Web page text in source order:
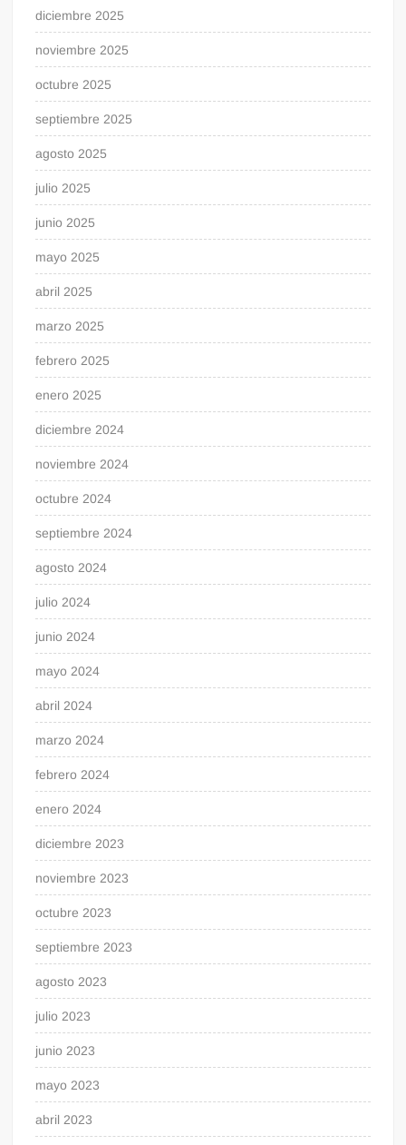
diciembre 2025
noviembre 2025
octubre 2025
septiembre 2025
agosto 2025
julio 2025
junio 2025
mayo 2025
abril 2025
marzo 2025
febrero 2025
enero 2025
diciembre 2024
noviembre 2024
octubre 2024
septiembre 2024
agosto 2024
julio 2024
junio 2024
mayo 2024
abril 2024
marzo 2024
febrero 2024
enero 2024
diciembre 2023
noviembre 2023
octubre 2023
septiembre 2023
agosto 2023
julio 2023
junio 2023
mayo 2023
abril 2023